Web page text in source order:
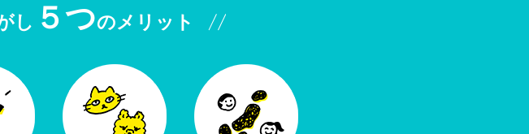
し ５つのメリット